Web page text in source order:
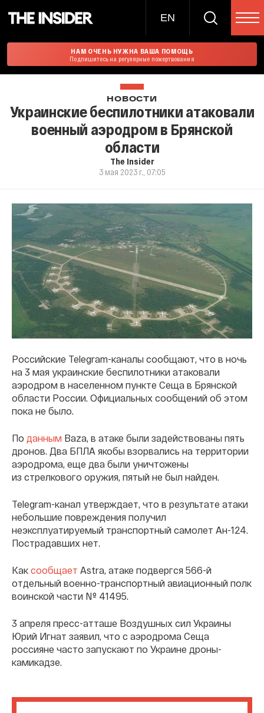
EN
НАМ ОЧЕНЬ НУЖНА ВАША ПОМОЩЬ
Подпишитесь на регулярные пожертвования
НОВОСТИ
Украинские беспилотники атаковали
военный аэродром в Брянской
области
The Insider
3 мая 2023 г., 07:05
Российские Telegram-каналы сообщают, что в ночь
на 3 мая украинские беспилотники атаковали
аэродром в населенном пункте Сеща в Брянской
области России. Официальных сообщений об этом
пока не было.
По данным Baza, в атаке были задействованы пять
дронов. Два БПЛА якобы взорвались на территории
аэродрома, еще два были уничтожены
из стрелкового оружия, пятый не был найден.
Telegram-канал утверждает, что в результате атаки
небольшие повреждения получил
неэксплуатируемый транспортный самолет Ан-124.
Пострадавших нет.
Как сообщает Astra, атаке подвергся 566-й
отдельный военно-транспортный авиационный полк
воинской части № 41495.
3 апреля пресс-атташе Воздушных сил Украины
Юрий Игнат заявил, что с аэродрома Сеща
россияне часто запускают по Украине дроны-
камикадзе.